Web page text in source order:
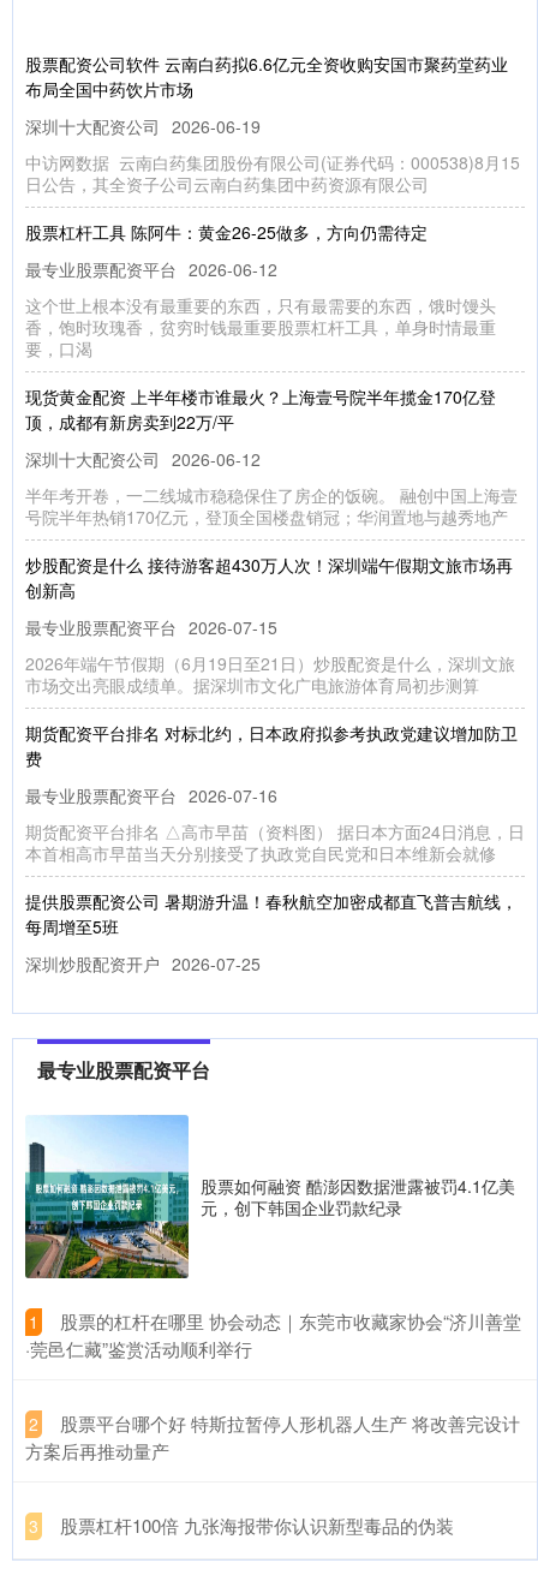
股票配资公司软件 云南白药拟6.6亿元全资收购安国市聚药堂药业
布局全国中药饮片市场
深圳十大配资公司 2026-06-19
中访网数据 云南白药集团股份有限公司(证券代码：000538)8月15
日公告，其全资子公司云南白药集团中药资源有限公司
股票杠杆工具 陈阿牛：黄金26-25做多，方向仍需待定
最专业股票配资平台 2026-06-12
这个世上根本没有最重要的东西，只有最需要的东西，饿时馒头
香，饱时玫瑰香，贫穷时钱最重要股票杠杆工具，单身时情最重
要，口渴
现货黄金配资 上半年楼市谁最火？上海壹号院半年揽金170亿登
顶，成都有新房卖到22万/平
深圳十大配资公司 2026-06-12
半年考开卷，一二线城市稳稳保住了房企的饭碗。 融创中国上海壹
号院半年热销170亿元，登顶全国楼盘销冠；华润置地与越秀地产
炒股配资是什么 接待游客超430万人次！深圳端午假期文旅市场再
创新高
最专业股票配资平台 2026-07-15
2026年端午节假期（6月19日至21日）炒股配资是什么，深圳文旅
市场交出亮眼成绩单。据深圳市文化广电旅游体育局初步测算
期货配资平台排名 对标北约，日本政府拟参考执政党建议增加防卫
费
最专业股票配资平台 2026-07-16
期货配资平台排名 △高市早苗（资料图） 据日本方面24日消息，日
本首相高市早苗当天分别接受了执政党自民党和日本维新会就修
提供股票配资公司 暑期游升温！春秋航空加密成都直飞普吉航线，
每周增至5班
深圳炒股配资开户 2026-07-25
期出行旺季到来，为满足旅客需求，春秋航空近期对成都直飞普吉
炒股交易系统 和讯信息李景峰：AI科技大反攻！你加仓了吗？
炒股交易系统 创业板强势大涨，散户还能不能加仓？我觉得还有机
会，给大家聊一聊，大家参考一下。 这两天无论是直播还是短视频
资深的配资平台 交易提示：因美国独立日假期 周五美股休市一天
深圳炒股配资开户 2026-07-18
资深的配资平台 智通财经APP获悉资深的配资平台，受美国独立日
假期(7月3日)影响，美国6月非农数据将提前于北京时间7月
最专业股票配资平台
股票如何融资 酷澎因数据泄露被罚4.1亿美
元，创下韩国企业罚款纪录
1
​股票的杠杆在哪里 协会动态｜东莞市收藏家协会“济川善堂
·莞邑仁藏”鉴赏活动顺利举行
2
​股票平台哪个好 特斯拉暂停人形机器人生产 将改善完设计
方案后再推动量产
3 ​股票杠杆100倍 九张海报带你认识新型毒品的伪装